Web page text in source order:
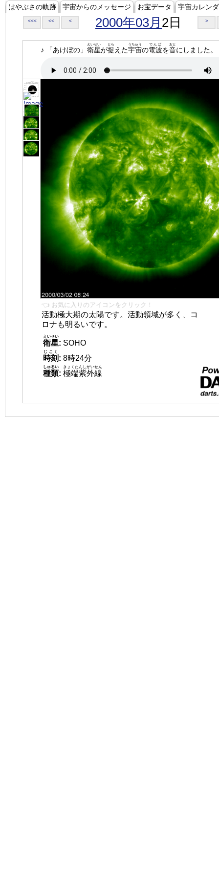
はやぶさの軌跡 宇宙からのメッセージ お宝データ 宇宙カレン
<<< << < 2000年03月 2日 >
♪ 「あけぼの」 衛星
えいせい
が捉
とら
えた宇宙
うちゅう
の電波
でんぱ
を音
おと
にしました。
👈 お気に入りのアイコンをクリック！
活動極大期の太陽です。活動領域が多く、コ
ロナも明るいです。
衛星
えいせい
: SOHO
時刻
じこく
: 8時24分
種類
しゅるい
: 極端紫外線
きょくたんしがいせん